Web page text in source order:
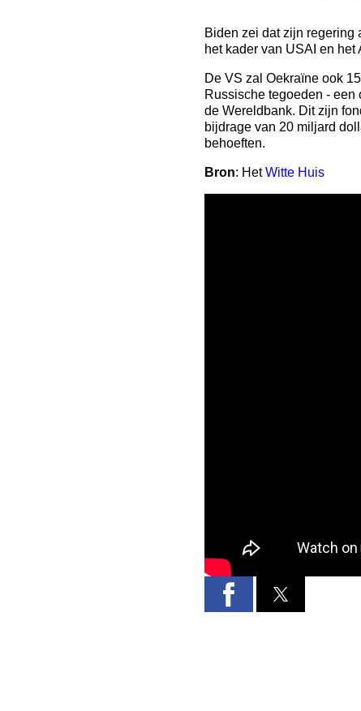
Biden zei dat zijn regering
het kader van USAI en
De VS zal Oekraïne ook
Russische tegoeden -
de Wereldbank. Dit zijn
bijdrage van 20 miljard
behoeften.
Bron: HetWitte Huis